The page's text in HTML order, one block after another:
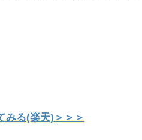
みる(楽天)＞＞＞